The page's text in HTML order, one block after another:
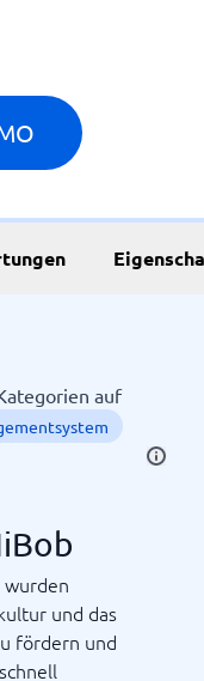
auf
wurden
und das
fördern und